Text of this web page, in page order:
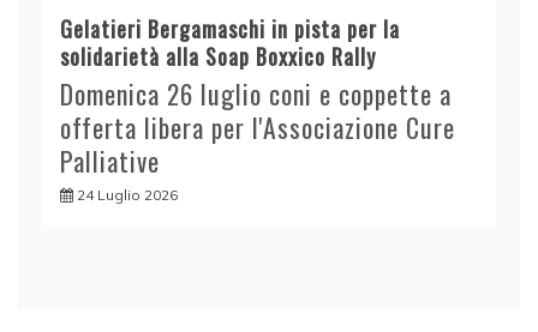
Gelatieri Bergamaschi in pista per la
solidarietà alla Soap Boxxico Rally
Domenica 26 luglio coni e coppette a
offerta libera per l'Associazione Cure
Palliative
24 Luglio 2026